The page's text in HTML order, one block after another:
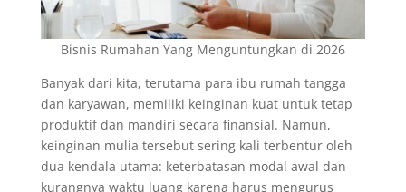
Bisnis Rumahan Yang Menguntungkan di 2026
Banyak dari kita, terutama para ibu rumah tangga
dan karyawan, memiliki keinginan kuat untuk tetap
produktif dan mandiri secara finansial. Namun,
keinginan mulia tersebut sering kali terbentur oleh
dua kendala utama: keterbatasan modal awal dan
kurangnya waktu luang karena harus mengurus